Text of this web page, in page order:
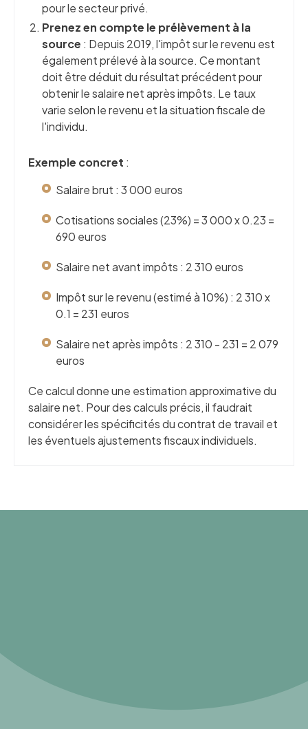
pour le secteur privé.
Prenez en compte le prélèvement à la
source : Depuis 2019, l'impôt sur le revenu est
également prélevé à la source. Ce montant
doit être déduit du résultat précédent pour
obtenir le salaire net après impôts. Le taux
varie selon le revenu et la situation fiscale de
l'individu.
Exemple concret :
Salaire brut : 3 000 euros
Cotisations sociales (23%) = 3 000 x 0.23 =
690 euros
Salaire net avant impôts : 2 310 euros
Impôt sur le revenu (estimé à 10%) : 2 310 x
0.1 = 231 euros
Salaire net après impôts : 2 310 - 231 = 2 079
euros
Ce calcul donne une estimation approximative du
salaire net. Pour des calculs précis, il faudrait
considérer les spécificités du contrat de travail et
les éventuels ajustements fiscaux individuels.